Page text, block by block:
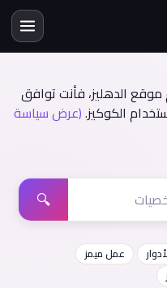
الدهليز، فأنت توافق
الكوكيز.(عرض سياسة
🔍
عمل ميمز